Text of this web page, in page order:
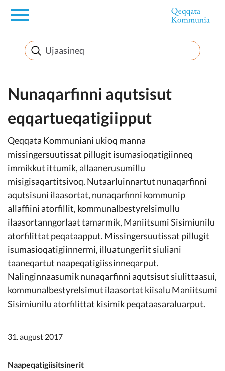
en
Innuttaasunut
Inuussutissarsiorneq
Politikki
Takornariat
Imminut sullinneq
Kommunimi pilersaarut
Kommune pillugu
Nunaqarfinni aqutsisut
eqqartueqatigiipput
Qeqqata Kommuniani ukioq manna
missingersuutissat pillugit isumasioqatigiinneq
immikkut ittumik, allaanerusumillu
misigisaqartitsivoq. Nutaarluinnartut nunaqarfinni
aqutsisuni ilaasortat, nunaqarfinni kommunip
allaffiini atorfillit, kommunalbestyrelsimullu
ilaasortanngorlaat tamarmik, Maniitsumi Sisimiunilu
atorfilittat peqataapput. Missingersuutissat pillugit
isumasioqatigiinnermi, illuatungeriit siuliani
taaneqartut naapeqatigiissinneqarput.
Nalinginnaasumik nunaqarfinni aqutsisut siulittaasui,
kommunalbestyrelsimut ilaasortat kiisalu Maniitsumi
Sisimiunilu atorfilittat kisimik peqataasaraluarput.
31. august 2017
Naapeqatigiisitsinerit